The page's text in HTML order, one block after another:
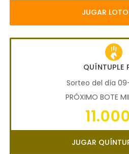
JUGAR
QUÍNTUPLE
Sorteo del día
PRÓXIMO BOTE
JUGAR